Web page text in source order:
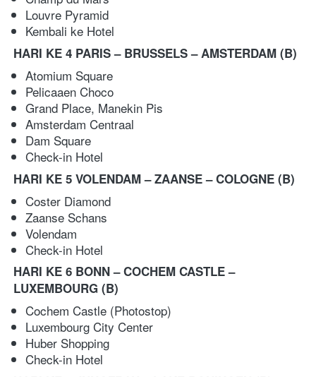
Louvre Pyramid
Kembali ke Hotel
HARI KE 4 PARIS – BRUSSELS – AMSTERDAM (B)
Atomium Square
Pelicaaen Choco
Grand Place, Manekin Pis
Amsterdam Centraal
Dam Square
Check-in Hotel
HARI KE 5 VOLENDAM – ZAANSE – COLOGNE (B)
Coster Diamond
Zaanse Schans
Volendam
Check-in Hotel
HARI KE 6 BONN – COCHEM CASTLE –
LUXEMBOURG (B)
Cochem Castle (Photostop)
Luxembourg City Center
Huber Shopping
Check-in Hotel